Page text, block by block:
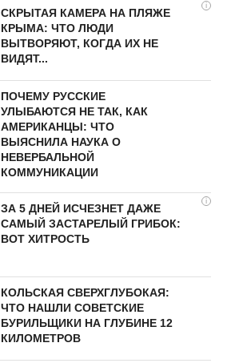
i
СКРЫТАЯ КАМЕРА НА ПЛЯЖЕ
КРЫМА: ЧТО ЛЮДИ
ВЫТВОРЯЮТ, КОГДА ИХ НЕ
ВИДЯТ...
ПОЧЕМУ РУССКИЕ
УЛЫБАЮТСЯ НЕ ТАК, КАК
АМЕРИКАНЦЫ: ЧТО
ВЫЯСНИЛА НАУКА О
НЕВЕРБАЛЬНОЙ
КОММУНИКАЦИИ
i
ЗА 5 ДНЕЙ ИСЧЕЗНЕТ ДАЖЕ
САМЫЙ ЗАСТАРЕЛЫЙ ГРИБОК:
ВОТ ХИТРОСТЬ
КОЛЬСКАЯ СВЕРХГЛУБОКАЯ:
ЧТО НАШЛИ СОВЕТСКИЕ
БУРИЛЬЩИКИ НА ГЛУБИНЕ 12
КИЛОМЕТРОВ